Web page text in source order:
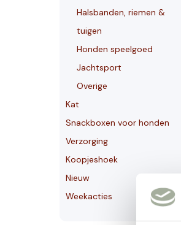
Halsbanden, riemen &
tuigen
Honden speelgoed
Jachtsport
Overige
Kat
Snackboxen voor honden
Verzorging
Koopjeshoek
Nieuw
Weekacties